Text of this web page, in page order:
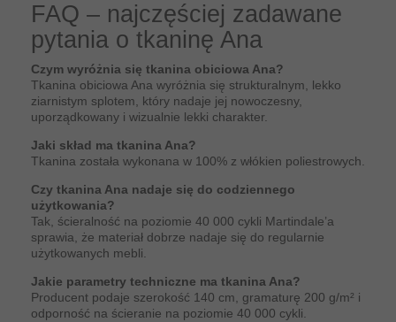
FAQ – najczęściej zadawane
pytania o tkaninę Ana
Czym wyróżnia się tkanina obiciowa Ana?
Tkanina obiciowa Ana wyróżnia się strukturalnym, lekko
ziarnistym splotem, który nadaje jej nowoczesny,
uporządkowany i wizualnie lekki charakter.
Jaki skład ma tkanina Ana?
Tkanina została wykonana w 100% z włókien poliestrowych.
Czy tkanina Ana nadaje się do codziennego
użytkowania?
Tak, ścieralność na poziomie 40 000 cykli Martindale’a
sprawia, że materiał dobrze nadaje się do regularnie
użytkowanych mebli.
Jakie parametry techniczne ma tkanina Ana?
Producent podaje szerokość 140 cm, gramaturę 200 g/m² i
odporność na ścieranie na poziomie 40 000 cykli.